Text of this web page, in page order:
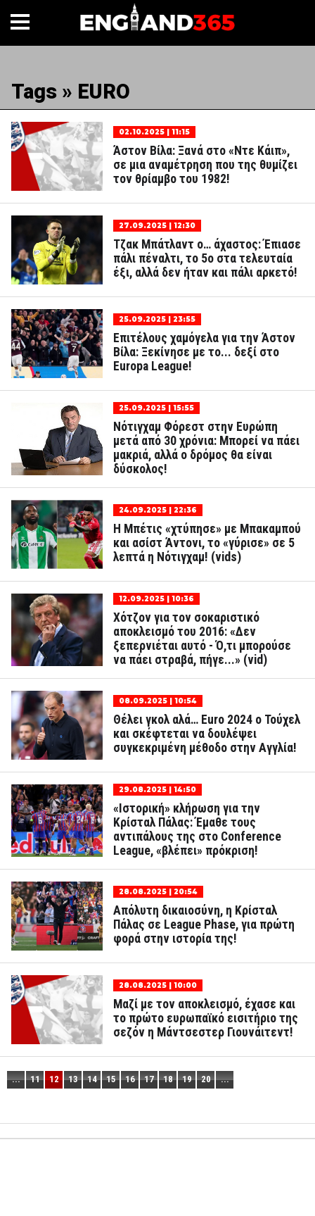
Tags » EURO
02.10.2025 | 11:15
Άστον Βίλα: Ξανά στο «Ντε Κάιπ»,
σε μια αναμέτρηση που της θυμίζει
τον θρίαμβο του 1982!
27.09.2025 | 12:30
Τζακ Μπάτλαντ ο… άχαστος: Έπιασε
πάλι πέναλτι, το 5ο στα τελευταία
έξι, αλλά δεν ήταν και πάλι αρκετό!
25.09.2025 | 23:55
Επιτέλους χαμόγελα για την Άστον
Βίλα: Ξεκίνησε με το... δεξί στο
Europa League!
25.09.2025 | 15:55
Νότιγχαμ Φόρεστ στην Ευρώπη
μετά από 30 χρόνια: Μπορεί να πάει
μακριά, αλλά ο δρόμος θα είναι
δύσκολος!
24.09.2025 | 22:36
Η Μπέτις «χτύπησε» με Μπακαμπού
και ασίστ Άντονι, το «γύρισε» σε 5
λεπτά η Νότιγχαμ! (vids)
12.09.2025 | 10:36
Χότζον για τον σοκαριστικό
αποκλεισμό του 2016: «Δεν
ξεπερνιέται αυτό - Ό,τι μπορούσε
να πάει στραβά, πήγε...» (vid)
08.09.2025 | 10:54
Θέλει γκολ αλά… Euro 2024 ο Τούχελ
και σκέφτεται να δουλέψει
συγκεκριμένη μέθοδο στην Αγγλία!
29.08.2025 | 14:50
«Ιστορική» κλήρωση για την
Κρίσταλ Πάλας: Έμαθε τους
αντιπάλους της στο Conference
League, «βλέπει» πρόκριση!
28.08.2025 | 20:54
Απόλυτη δικαιοσύνη, η Κρίσταλ
Πάλας σε League Phase, για πρώτη
φορά στην ιστορία της!
28.08.2025 | 10:00
Μαζί με τον αποκλεισμό, έχασε και
το πρώτο ευρωπαϊκό εισιτήριο της
σεζόν η Μάντσεστερ Γιουνάιτεντ!
... 11 12 13 14 15 16 17 18 19 20 ...